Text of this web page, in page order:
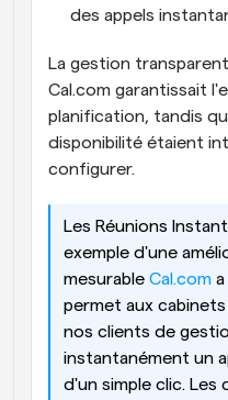
des appels
La gestion
Cal.com garantissait
planification, tandis
disponibilité étaient
configurer.
Les Réunions
exemple d'une
mesurable Cal.com
permet aux
nos clients de
instantanément un
d'un simple clic. Les